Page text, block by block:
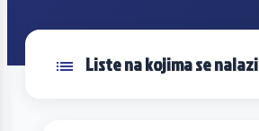
Liste na kojima se nalazi